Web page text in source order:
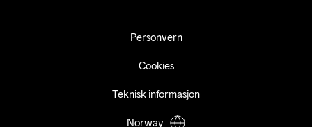
Personvern
Cookies
Teknisk informasjon
Norway